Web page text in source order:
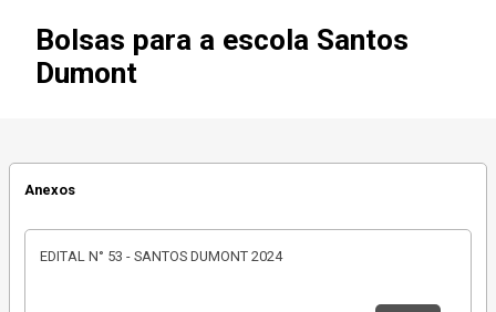
Bolsas para a escola Santos
Dumont
Anexos
EDITAL N° 53 - SANTOS DUMONT 2024